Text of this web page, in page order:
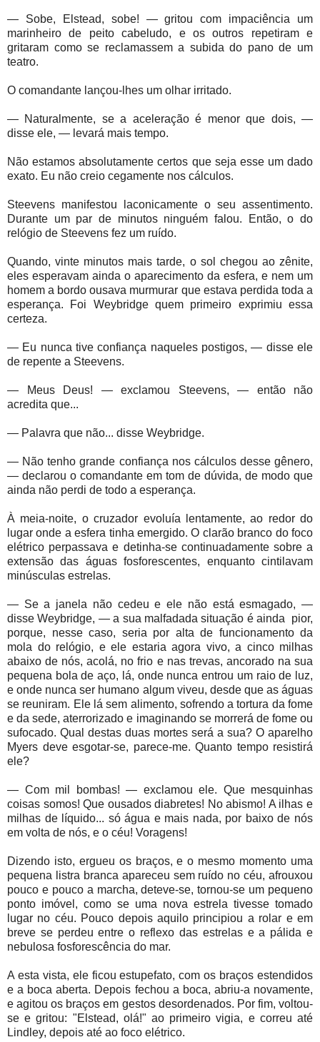
— Sobe, Elstead, sobe! — gritou com impaciência um
marinheiro de peito cabeludo, e os outros repetiram e
gritaram como se reclamassem a subida do pano de um
teatro.
O comandante lançou-lhes um olhar irritado.
— Naturalmente, se a aceleração é menor que dois, —
disse ele, — levará mais tempo.
Não estamos absolutamente certos que seja esse um dado
exato. Eu não creio cegamente nos cálculos.
Steevens manifestou laconicamente o seu assentimento.
Durante um par de minutos ninguém falou. Então, o do
relógio de Steevens fez um ruído.
Quando, vinte minutos mais tarde, o sol chegou ao zênite,
eles esperavam ainda o aparecimento da esfera, e nem um
homem a bordo ousava murmurar que estava perdida toda a
esperança. Foi Weybridge quem primeiro exprimiu essa
certeza.
— Eu nunca tive confiança naqueles postigos, — disse ele
de repente a Steevens.
— Meus Deus! — exclamou Steevens, — então não
acredita que...
— Palavra que não... disse Weybridge.
— Não tenho grande confiança nos cálculos desse gênero,
— declarou o comandante em tom de dúvida, de modo que
ainda não perdi de todo a esperança.
À meia-noite, o cruzador evoluía lentamente, ao redor do
lugar onde a esfera tinha emergido. O clarão branco do foco
elétrico perpassava e detinha-se continuadamente sobre a
extensão das águas fosforescentes, enquanto cintilavam
minúsculas estrelas.
— Se a janela não cedeu e ele não está esmagado, —
disse Weybridge, — a sua malfadada situação é ainda
pior,
porque, nesse caso, seria por alta de funcionamento da
mola do relógio, e ele estaria agora vivo, a cinco milhas
abaixo de nós, acolá, no frio e nas trevas, ancorado na sua
pequena bola de aço, lá, onde nunca entrou um raio de luz,
e onde nunca ser humano algum viveu, desde que as águas
se reuniram. Ele lá sem alimento, sofrendo a tortura da fome
e da sede, aterrorizado e imaginando se morrerá de fome ou
sufocado. Qual destas duas mortes será a sua? O aparelho
Myers deve esgotar-se, parece-me. Quanto tempo resistirá
ele?
— Com mil bombas! — exclamou ele. Que mesquinhas
coisas somos! Que ousados diabretes! No abismo! A ilhas e
milhas de líquido... só água e mais nada, por baixo de nós
em volta de nós, e o céu! Voragens!
Dizendo isto, ergueu os braços, e o mesmo momento uma
pequena listra branca apareceu sem ruído no céu, afrouxou
pouco e pouco a marcha, deteve-se, tornou-se um pequeno
ponto imóvel, como se uma nova estrela tivesse tomado
lugar no céu. Pouco depois aquilo principiou a rolar e em
breve se perdeu entre o reflexo das estrelas e a pálida e
nebulosa fosforescência do mar.
A esta vista, ele ficou estupefato, com os braços estendidos
e a boca aberta. Depois fechou a boca, abriu-a novamente,
e agitou os braços em gestos desordenados. Por fim, voltou-
se e gritou: "Elstead, olá!" ao primeiro vigia, e correu até
Lindley, depois até ao foco elétrico.